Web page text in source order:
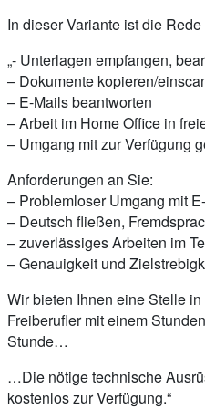
In dieser Variante ist die Rede
„- Unterlagen empfangen,
– Dokumente kopieren/
– E-Mails beantworten
– Arbeit im Home Office in
– Umgang mit zur Verfügung
Anforderungen an Sie:
– Problemloser Umgang mit
– Deutsch fließen,
– zuverlässiges Arbeiten im
– Genauigkeit und
Wir bieten Ihnen eine Stelle
Freiberufler mit einem
Stunde…
…Die nötige technische
kostenlos zur Verfügung.“